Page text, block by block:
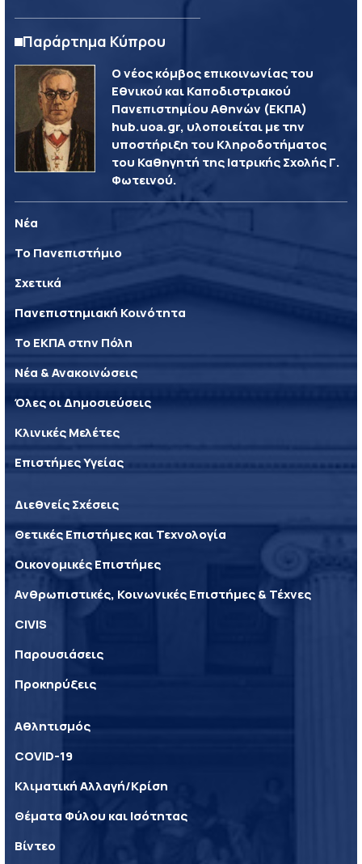
Παράρτημα Κύπρου
Ο νέος κόμβος επικοινωνίας του
Εθνικού και Καποδιστριακού
Πανεπιστημίου Αθηνών (ΕΚΠΑ)
hub.uoa.gr, υλοποιείται με την
υποστήριξη του Κληροδοτήματος
του Καθηγητή της Ιατρικής Σχολής Γ.
Φωτεινού.
Νέα
Το Πανεπιστήμιο
Σχετικά
Πανεπιστημιακή Κοινότητα
Το ΕΚΠΑ στην Πόλη
Νέα & Ανακοινώσεις
Όλες οι Δημοσιεύσεις
Κλινικές Μελέτες
Επιστήμες Υγείας
Διεθνείς Σχέσεις
Θετικές Επιστήμες και Τεχνολογία
Οικονομικές Επιστήμες
Ανθρωπιστικές, Κοινωνικές Επιστήμες & Τέχνες
CIVIS
Παρουσιάσεις
Προκηρύξεις
Αθλητισμός
COVID-19
Κλιματική Αλλαγή/Κρίση
Θέματα Φύλου και Ισότητας
Βίντεο